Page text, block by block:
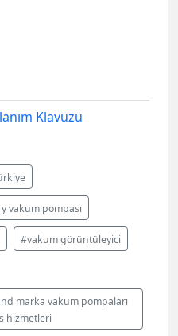
Klavuzu
vakum pompası
#vakum görüntüleyici
marka vakum pompaları
hizmetleri